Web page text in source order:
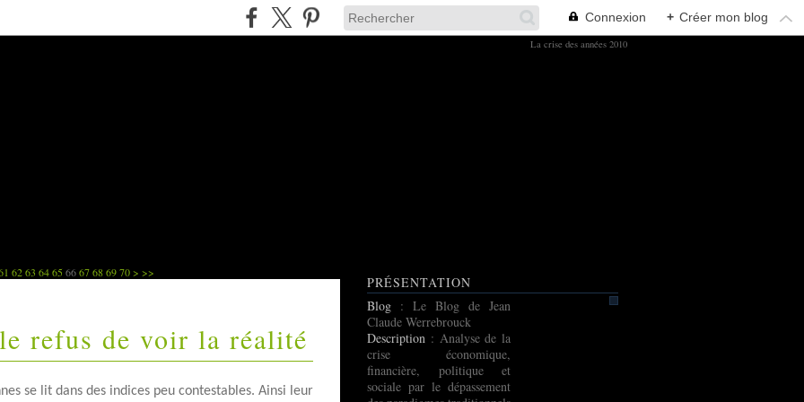
Connexion + Créer mon blog
La crise des années 2010
6263 6465 6667686970> >>
refus de voir la réalité
se lit dans des indices peu contestables. Ainsi leur
PRÉSENTATION
Blog : Le Blog de Jean
Claude Werrebrouck
Description : Analyse de la
crise économique,
financière, politique et
sociale par le dépassement